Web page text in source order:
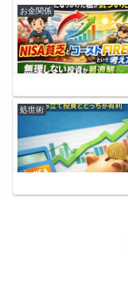
お金関係
処世術